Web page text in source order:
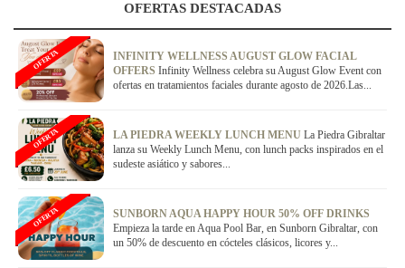
OFERTAS DESTACADAS
INFINITY WELLNESS AUGUST GLOW FACIAL
OFFERS Infinity Wellness celebra su August Glow Event con
ofertas en tratamientos faciales durante agosto de 2026.Las...
OFERTA
LA PIEDRA WEEKLY LUNCH MENU La Piedra Gibraltar
lanza su Weekly Lunch Menu, con lunch packs inspirados en el
sudeste asiático y sabores...
OFERTA
SUNBORN AQUA HAPPY HOUR 50% OFF DRINKS
Empieza la tarde en Aqua Pool Bar, en Sunborn Gibraltar, con
un 50% de descuento en cócteles clásicos, licores y...
OFERTA